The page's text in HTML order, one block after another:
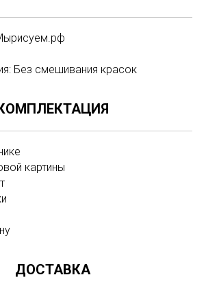
Без смешивания красок
картины
ДОСТАВКА